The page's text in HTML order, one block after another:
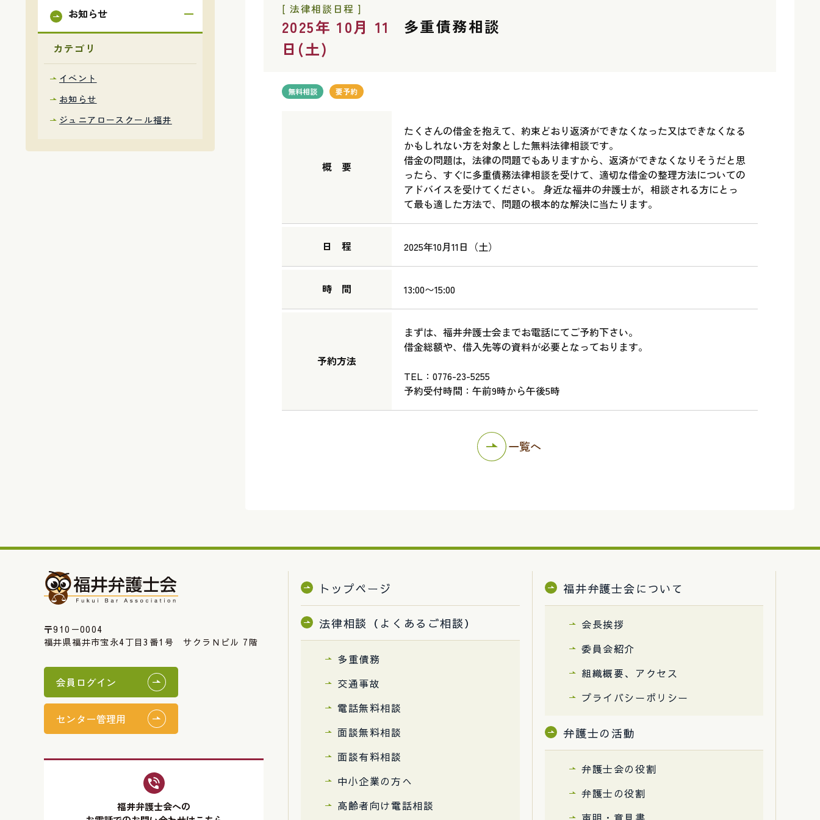
お知らせ
カテゴリ
イベント
お知らせ
ジュニアロースクール福井
[ 法律相談日程 ]
2025年 10月 11
日(土)
多重債務相談
無料相談 要予約
概 要
たくさんの借金を抱えて、約束どおり返済ができなくなった又はできなくなる
かもしれない方を対象とした無料法律相談です。
借金の問題は，法律の問題でもありますから、返済ができなくなりそうだと思
ったら、すぐに多重債務法律相談を受けて、適切な借金の整理方法についての
アドバイスを受けてください。 身近な福井の弁護士が，相談される方にとっ
て最も適した方法で、問題の根本的な解決に当たります。
日 程 2025年10月11日（土）
時 間 13:00〜15:00
予約方法
まずは、福井弁護士会までお電話にてご予約下さい。
借金総額や、借入先等の資料が必要となっております。
TEL：0776-23-5255
予約受付時間：午前9時から午後5時
一覧へ
〒910－0004
福井県福井市宝永4丁目3番1号 サクラＮビル 7階
会員ログイン
センター管理用
福井弁護士会への
トップページ
法律相談（よくあるご相談）
多重債務
交通事故
電話無料相談
面談無料相談
面談有料相談
中小企業の方へ
高齢者向け電話相談
福井弁護士会について
会長挨拶
委員会紹介
組織概要、アクセス
プライバシーポリシー
弁護士の活動
弁護士会の役割
弁護士の役割